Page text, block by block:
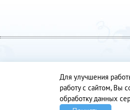
Для улучшения
работу с сайтом, Вы
обработку данных